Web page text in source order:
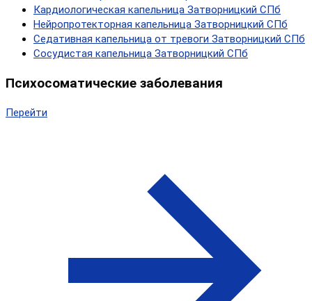
Кардиологическая капельница Затворницкий СПб
Нейропротекторная капельница Затворницкий СПб
Седативная капельница от тревоги Затворницкий СПб
Сосудистая капельница Затворницкий СПб
Психосоматические заболевания
Перейти